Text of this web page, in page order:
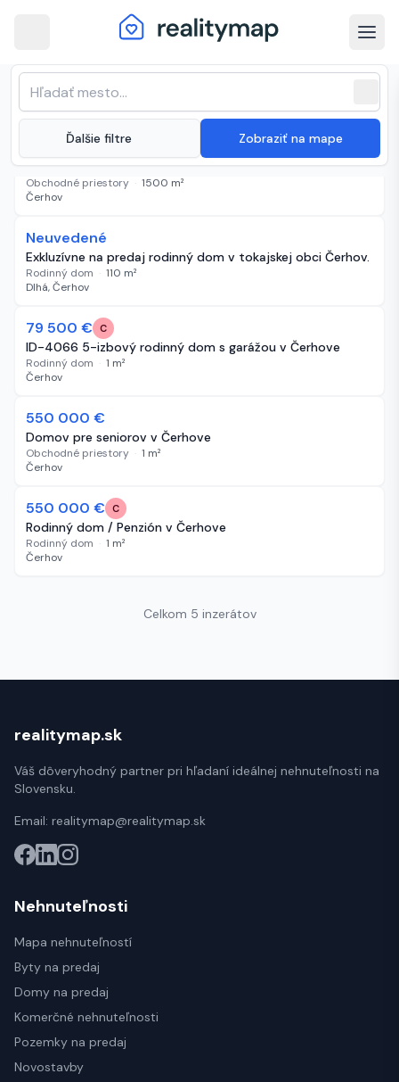
Ďalšie filtre Zobraziť na mape
Čerhov · Najnovšie nehnuteľnosti na
predaj
(5 inzerátov)
Zoradenie zoznamu
-200 €
3 500 €
Na predaj vinica v Tokajskej oblasti
Obchodné priestory · 1500 m²
Čerhov
77 dní
-5 010 €
Neuvedené
Exkluzívne na predaj rodinný dom v tokajskej obci Čerhov.
Rodinný dom · 110 m²
Dlhá, Čerhov
77 dní
-10 000 €
79 500 € C
ID-4066 5-izbový rodinný dom s garážou v Čerhove
Rodinný dom · 1 m²
Čerhov
113 dní
550 000 €
Domov pre seniorov v Čerhove
Obchodné priestory · 1 m²
Čerhov
113 dní
550 000 € C
Rodinný dom / Penzión v Čerhove
Rodinný dom · 1 m²
Čerhov
Celkom 5 inzerátov
realitymap.sk
Váš dôveryhodný partner pri hľadaní ideálnej nehnuteľnosti na
Slovensku.
Email: realitymap@realitymap.sk
Nehnuteľnosti
Mapa nehnuteľností
Byty na predaj
Domy na predaj
Komerčné nehnuteľnosti
Pozemky na predaj
Novostavby